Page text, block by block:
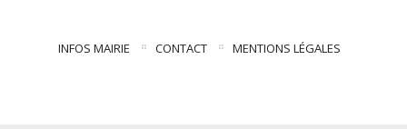
INFOS MAIRIE CONTACT MENTIONS LÉGALES